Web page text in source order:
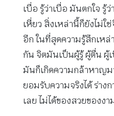
เบื่อ รู้ว่าเบื่อ มันตกใจ รู้
เหี่ยว สิ่งเหล่านี้ก็ยังไม่ใ
อีก ในที่สุดความรู้สึกเห
กัน จิตมันเป็นผู้รู้ ผู้ตื่น ผู้
มันก็เกิดความกล้าหาญ
ยอมรับความจริงได้ ร่าง
เลย ไม่ได้ของสวยของงา